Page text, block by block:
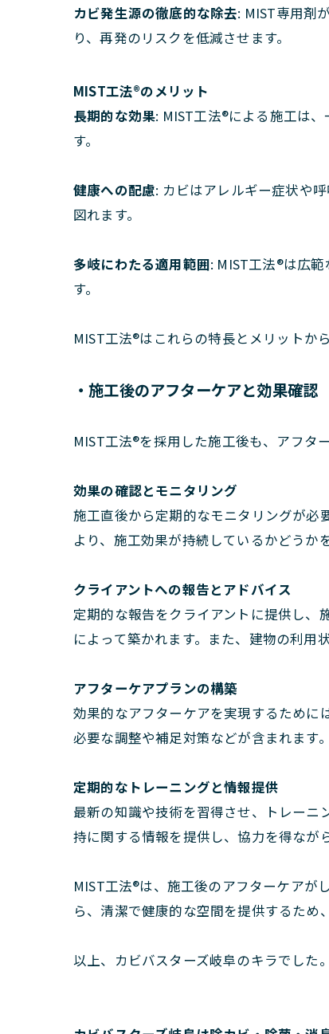
カビ発生源の徹底的な除去: MIST専用剤
り、再発のリスクを低減させます。
MIST工法®のメリット
長期的な効果: MIST工法®による施工は
す。
健康への配慮: カビはアレルギー症状や
図れます。
多岐にわたる適用範囲: MIST工法®は広
す。
MIST工法®はこれらの特長とメリットか
・施工後のアフターケアと効果確認
MIST工法®を採用した施工後も、アフタ
効果の確認とモニタリング
施工直後から定期的なモニタリングが必
より、施工効果が持続しているかどうか
クライアントへの報告とアドバイス
定期的な報告をクライアントに提供し、
によって築かれます。また、建物の利用
アフターケアプランの構築
効果的なアフターケアを実現するために
必要な調整や補足対策などが含まれます
定期的なトレーニングと情報提供
最新の知識や技術を習得させ、トレーニ
持に関する情報を提供し、協力を得なが
MIST工法®は、施工後のアフターケアが
ら、清潔で健康的な空間を提供するため
以上、カビバスターズ岐阜のキラでした。